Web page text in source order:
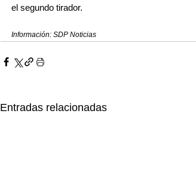
el segundo tirador.
Información: SDP Noticias
Entradas relacionadas